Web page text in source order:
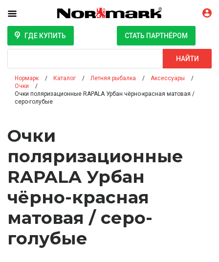
ГДЕ КУПИТЬ СТАТЬ ПАРТНЁРОМ
НАЙТИ
Нормарк Каталог Летняя рыбалка
Аксессуары
Очки
Очки поляризационные RAPALA Урбан чёрно-красная матовая /
серо-голубые
Очки
поляризационные
RAPALA Урбан
чёрно-красная
матовая / серо-
голубые